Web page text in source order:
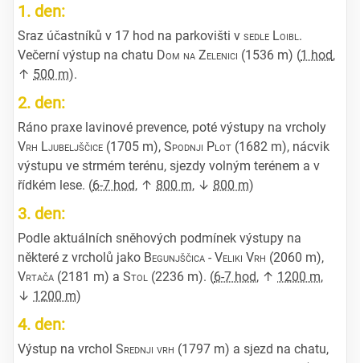
1. den:
Sraz účastníků v 17 hod na parkovišti v sedle Loibl .
Večerní výstup na chatu Dom na Zelenici (1536 m) (1 hod,
↑ 500 m).
2. den:
Ráno praxe lavinové prevence, poté výstupy na vrcholy
Vrh Ljubeljščice (1705 m), Spodnji Plot (1682 m), nácvik
výstupu ve strmém terénu, sjezdy volným terénem a v
řídkém lese. (6-7 hod, ↑ 800 m, ↓ 800 m)
3. den:
Podle aktuálních sněhových podmínek výstupy na
některé z vrcholů jako Begunjščica - Veliki Vrh (2060 m),
Vrtača (2181 m) a Stol (2236 m). (6-7 hod, ↑ 1200 m,
↓ 1200 m)
4. den:
Výstup na vrchol Srednji vrh (1797 m) a sjezd na chatu,